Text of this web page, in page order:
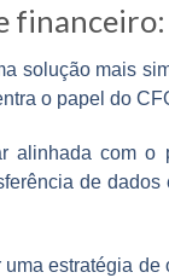
solução mais
o papel do
alinhada com o
de
estratégia